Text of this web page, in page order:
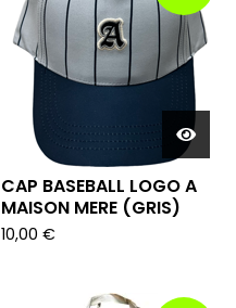
CAP BASEBALL LOGO A
MAISON MERE (GRIS)
10,00 €